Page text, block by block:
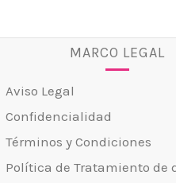
MARCO LEGAL
Aviso Legal
Confidencialidad
Términos y Condiciones
Política de Tratamiento de